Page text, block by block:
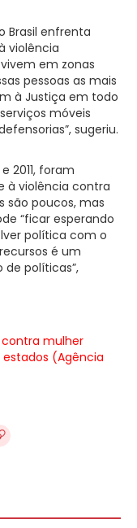
Brasil enfrenta
violência
em zonas
pessoas as mais
à Justiça em todo
móveis
sugeriu.
2011, foram
à violência contra
são poucos, mas
“ficar esperando
política com o
é um
políticas”,
mulher
(Agência